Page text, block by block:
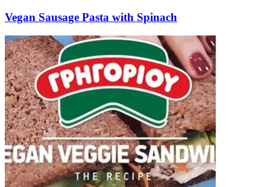
Vegan Sausage Pasta with Spinach